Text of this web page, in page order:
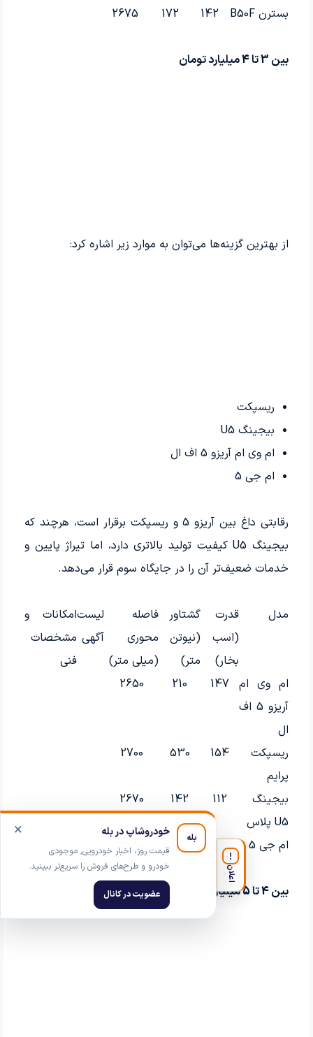
بسترن B50F
142
172
2675
بین 3 تا 4 میلیارد تومان
از بهترین گزینه‌ها می‌توان به موارد زیر اشاره کرد:
ریسپکت
بیجینگ U5
ام وی ام آریزو 5 اف ال
ام جی 5
رقابتی داغ بین آریزو 5 و ریسپکت برقرار است، هرچند که
بیجینگ U5 کیفیت تولید بالاتری دارد، اما تیراژ پایین و
خدمات ضعیف‌تر آن را در جایگاه سوم قرار می‌دهد.
مدل
قدرت
(اسب
بخار)
گشتاور
(نیوتن
متر)
فاصله
محوری
(میلی متر)
لیست
آگهی
امکانات و
مشخصات
فنی
ام وی ام
آریزو 5 اف
ال
147
210
2650
ریسپکت
پرایم
154
530
2700
بیجینگ
U5 پلاس
112
142
2670
ام جی 5 118
150
2680
بین 4 تا 5 میلیارد
!
اعلان
× بله خودروشاپ در بله
قیمت روز، اخبار خودرویی, موجودی
خودرو و طرح‌های فروش را سریع‌تر ببینید.
عضویت در کانال